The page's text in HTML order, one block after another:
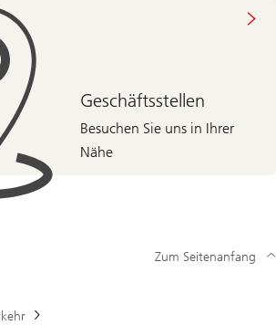
Geschäftsstellen
Besuchen Sie uns in Ihrer
Nähe
Zum Seitenanfang